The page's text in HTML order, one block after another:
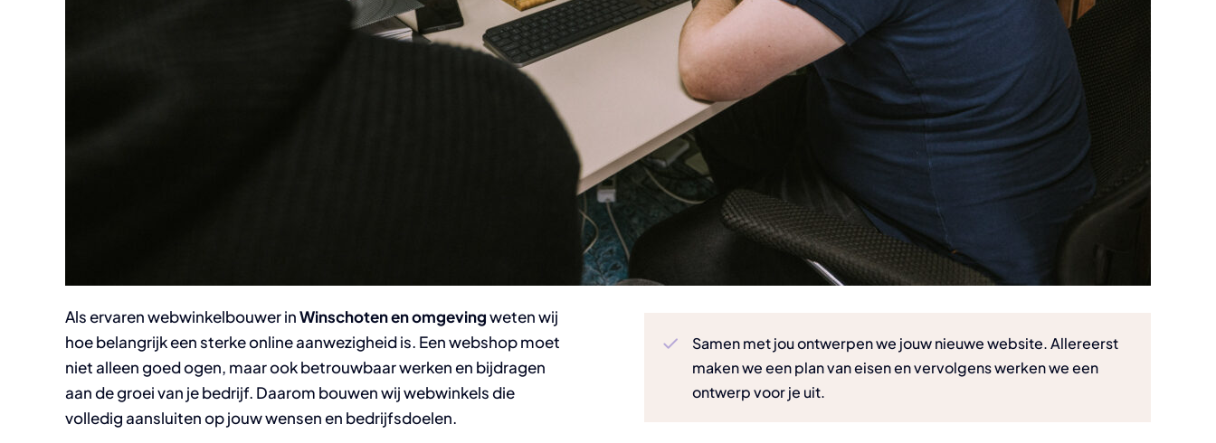
Als ervaren webwinkelbouwer inWinschoten en omgevingweten wij
hoe belangrijk een sterke online aanwezigheid is. Een webshop moet
niet alleen goed ogen, maar ook betrouwbaar werken en bijdragen
aan de groei van je bedrijf. Daarom bouwen wij webwinkels die
volledig aansluiten op jouw wensen en bedrijfsdoelen.
Samen met jou ontwerpen we jouw nieuwe website. Allereerst
maken we een plan van eisen en vervolgens werken we een
ontwerp voor je uit.